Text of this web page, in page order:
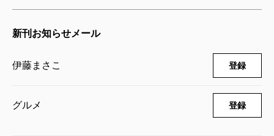
し、においを嗅いで（！）棚にしまう。“もやり
がちアイテム”のタワシ、スポンジなども中の中
まできれいに洗って乾かす。キッチンクロスは、
ぱりっと乾いた清潔なものを惜しげなく使いたい
ために毎日洗濯し、ふきんは鍋で煮沸消毒。一日
新刊お知らせメール
伊藤まさこ 登録
グルメ 登録